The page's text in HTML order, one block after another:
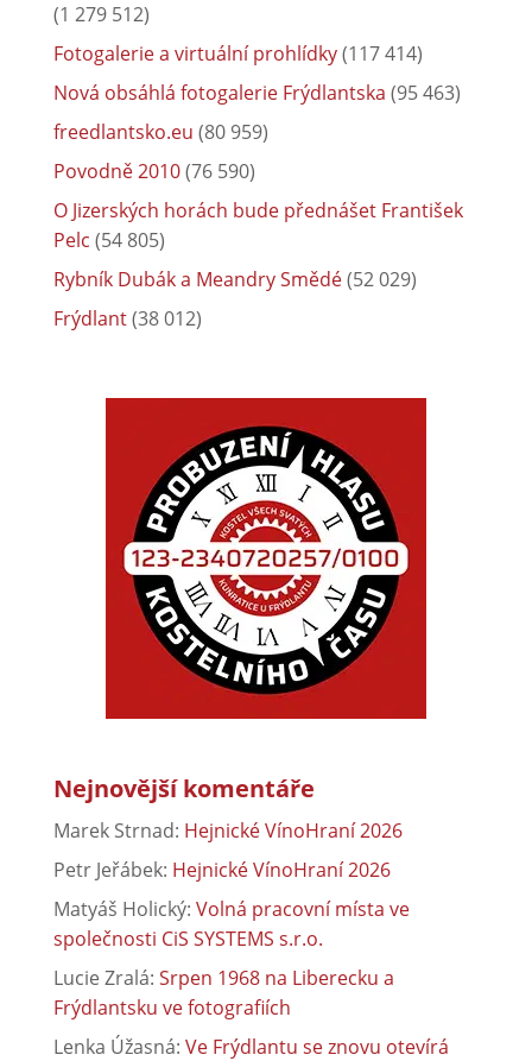
(1 279 512)
Fotogalerie a virtuální prohlídky(117 414)
Nová obsáhlá fotogalerie Frýdlantska (95 463)
freedlantsko.eu (80 959)
Povodně 2010(76 590)
O Jizerských horách bude přednášet František
Pelc (54 805)
Rybník Dubák a Meandry Smědé(52 029)
Frýdlant(38 012)
Nejnovější komentáře
Marek Strnad: Hejnické VínoHraní 2026
Petr Jeřábek: Hejnické VínoHraní 2026
Matyáš Holický: Volná pracovní místa ve
společnosti CiS SYSTEMS s.r.o.
Lucie Zralá: Srpen 1968 na Liberecku a
Frýdlantsku ve fotografiích
Lenka Úžasná: Ve Frýdlantu se znovu otevírá